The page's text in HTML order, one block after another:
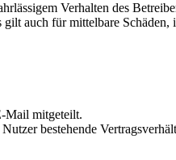
Verhalten des
auch für mittelbare Schäden,
Mail mitgeteilt.
bestehende